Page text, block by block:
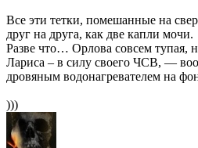
Все эти тетки, помешанные на
друг на друга, как две капли мочи.
Разве что… Орлова совсем тупая,
Лариса – в силу своего ЧСВ, —
дровяным водонагревателем на
)))